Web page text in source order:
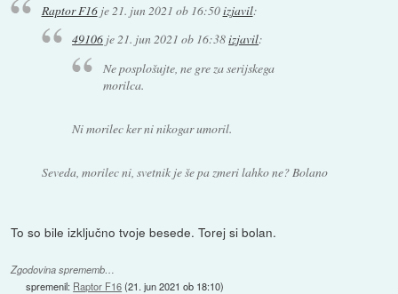
Raptor F16je 21. jun 2021 ob 16:50izjavil:
49106 je21. jun 2021 ob 16:38izjavil:
Ne posplošujte, ne gre za serijskega
morilca.
Ni morilec ker ni nikogar umoril.
Seveda, morilec ni, svetnik je še pa zmeri lahko ne? Bolano
To so bile izključno tvoje besede. Torej si bolan.
Zgodovina sprememb…
spremenil: Raptor F16(21. jun 2021 ob 18:10)